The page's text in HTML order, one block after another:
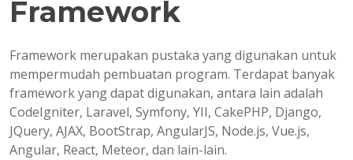
Framework
Framework merupakan pustaka yang digunakan untuk
mempermudah pembuatan program. Terdapat banyak
framework yang dapat digunakan, antara lain adalah
CodeIgniter, Laravel, Symfony, YII, CakePHP, Django,
JQuery, AJAX, BootStrap, AngularJS, Node.js, Vue.js,
Angular, React, Meteor, dan lain-lain.